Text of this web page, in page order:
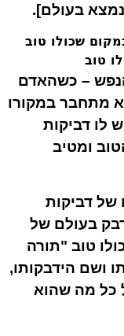
בעולם].
שכולו טוב
טוב
– כשהאדם
מתחבר במקורו
לו דביקות
ומטיב
של דביקות
בעולם של
טוב "תורה
ושם הידבקותו,
כל מה שהוא